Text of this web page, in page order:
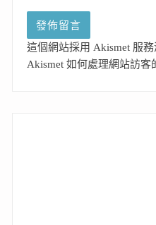
這個網站採用 Akismet 服務
Akismet 如何處理網站訪客